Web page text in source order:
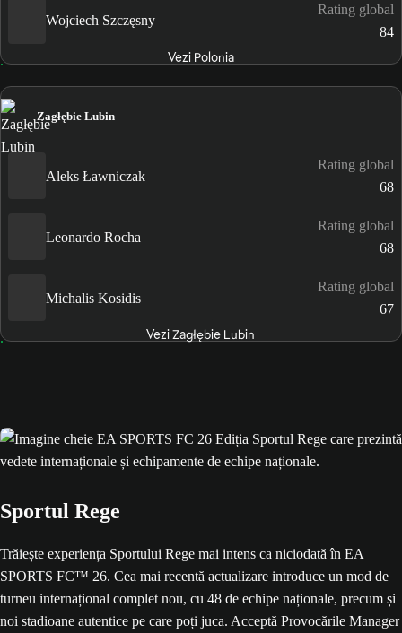
Wojciech Szczęsny
Rating global
84
Vezi Polonia
Zagłębie Lubin
Aleks Ławniczak
Rating global
68
Leonardo Rocha
Rating global
68
Michalis Kosidis
Rating global
67
Vezi Zagłębie Lubin
Sportul Rege
Trăiește experiența Sportului Rege mai intens ca niciodată în EA
SPORTS FC™ 26. Cea mai recentă actualizare introduce un mod de
turneu internațional complet nou, cu 48 de echipe naționale, precum și
noi stadioane autentice pe care poți juca. Acceptă Provocările Manager